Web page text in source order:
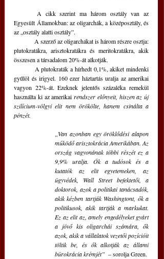
Egyesült Államokban: az oligarchák, a középosztály, és
az „osztály alatti osztály”.
plutokratákra, arisztokratákra és meritokratákra, akik
összesen a társadalom 20%-át alkotják.
gyűlöl és irigyel. 160 ezer háztartás uralja az amerikai
vagyon 22%-át. Ezeknek jelentős százaléka remekül
használta ki az amerikai rendszer előnyeit, hiszen az új
szilícium-völgyi elit nem örökölte, hanem csinálta a
pénzét.
„Van azonban egy öröklődési alapon
működő arisztokrácia Amerikában. Az
ország vagyonának többi részét ez a
9,9% uralja. Ők a tudósok és a
kutatók az elit egyetemeken, az
ügyvédek, Wall Street befektetői, a
doktorok, azok a politikai tanácsadók,
akik kézben tartják Washingtont, ők a
politikusok, akik tartják a markukat.
Ez az elit az, amely engedélyeket gyárt
a jövő kis oligarchái számára, ők
azok, akik a vállalatok vezetői pozícióit
töltik be, és ők alkotják az állami
bürokrácia krémjét”
  – sorolja Green.